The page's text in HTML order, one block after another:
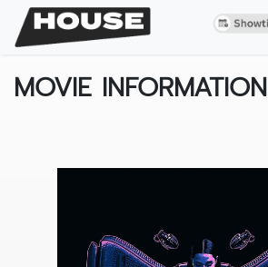
MOVIE INFORMATION